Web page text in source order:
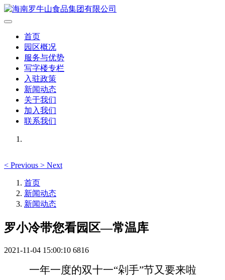
首页
园区概况
服务与优势
写字楼专栏
入驻政策
新闻动态
关于我们
加入我们
联系我们
< Previous > Next
首页
新闻动态
新闻动态
罗小冷带您看园区—常温库
2021-11-04 15:00:10 6816
一年一度的双十一“剁手”节又要来啦